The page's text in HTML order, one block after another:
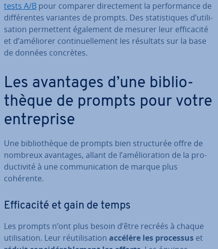
tests A/B pour comparer di­rec­te­ment la per­for­mance de
dif­fé­rentes variantes de prompts. Des sta­tis­tiques d’uti­li­
sa­tion per­met­tent également de mesurer leur ef­fi­ca­cité
et d’améliorer con­ti­nuel­le­ment les résultats sur la base
de données concrètes.
Les avantages d’une bi­blio­
thèque de prompts pour votre
en­tre­prise
Une bi­blio­thèque de prompts bien struc­tu­rée offre de
nombreux avantages, allant de l’amé­lio­ra­tion de la pro­
duc­ti­vité à une com­mu­ni­ca­tion de marque plus
cohérente.
Ef­fi­ca­cité et gain de temps
Les prompts n’ont plus besoin d’être recréés à chaque
uti­li­sa­tion. Leur réu­ti­li­sa­tion accélère les processus et